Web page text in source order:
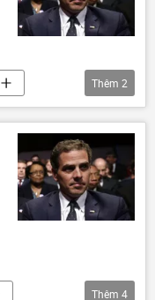
Thêm 2
Thêm 4